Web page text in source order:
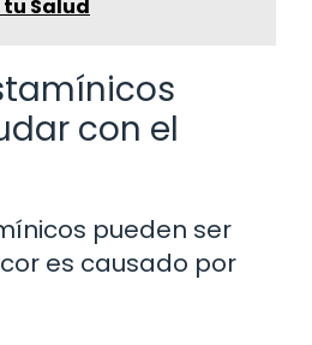
Salud
con el
pueden ser
es causado por